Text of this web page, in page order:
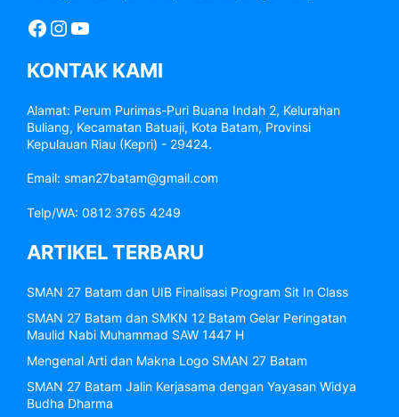
Facebook
Instagram
YouTube
KONTAK KAMI
Alamat: Perum Purimas-Puri Buana Indah 2, Kelurahan
Buliang, Kecamatan Batuaji, Kota Batam, Provinsi
Kepulauan Riau (Kepri) - 29424.
Email: sman27batam@gmail.com
Telp/WA: 0812 3765 4249
ARTIKEL TERBARU
SMAN 27 Batam dan UIB Finalisasi Program Sit In Class
SMAN 27 Batam dan SMKN 12 Batam Gelar Peringatan
Maulid Nabi Muhammad SAW 1447 H
Mengenal Arti dan Makna Logo SMAN 27 Batam
SMAN 27 Batam Jalin Kerjasama dengan Yayasan Widya
Budha Dharma